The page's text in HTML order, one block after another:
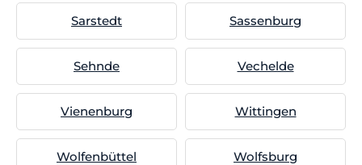
Sarstedt Sassenburg
Sehnde Vechelde
Vienenburg Wittingen
Wolfenbüttel Wolfsburg